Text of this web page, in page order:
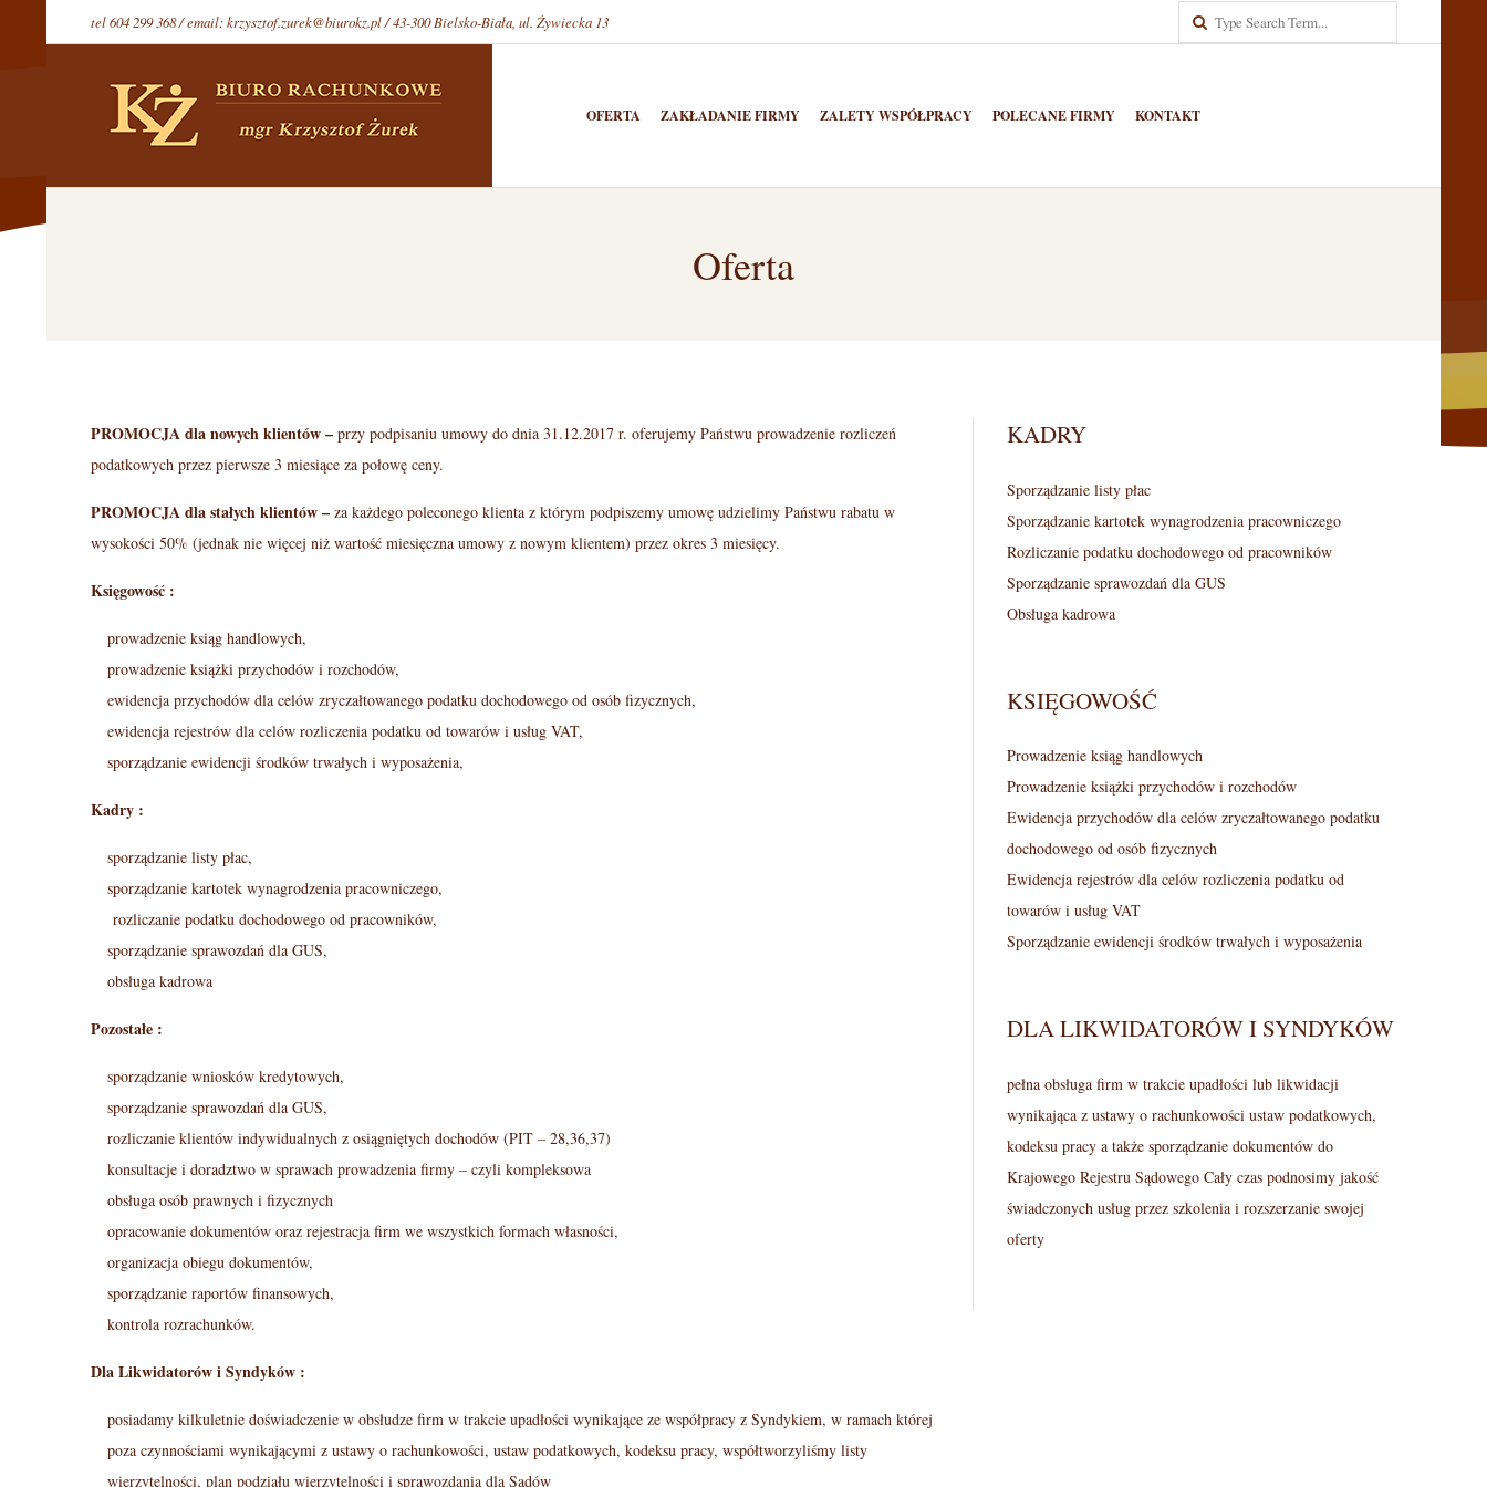
to
tel 604 299 368 / email: krzysztof.zurek@biurokz.pl / 43-300 Bielsko-Biała, ul. Żywiecka 13 Search
r
i
o
OFERTA ZAKŁADANIE FIRMY ZALETY WSPÓŁPRACY POLECANE FIRMY KONTAKT
Oferta
O
f
e
a
PROMOCJAdla nowych klientów – przy podpisaniu umowy do dnia 31.12.2017 r. oferujemy Państwu prowadzenie rozliczeń
podatkowych przez pierwsze 3 miesiące za połowę ceny.
PROMOCJA dla stałych klientów – za każdego poleconego klienta z którym podpiszemy umowę udzielimy Państwu rabatu w
wysokości 50% (jednak nie więcej niż wartość miesięczna umowy z nowym klientem) przez okres 3 miesięcy.
Księgowość :
prowadzenie ksiąg handlowych,
prowadzenie książki przychodów i rozchodów,
ewidencja przychodów dla celów zryczałtowanego podatku dochodowego od osób fizycznych,
ewidencja rejestrów dla celów rozliczenia podatku od towarów i usług VAT,
sporządzanie ewidencji środków trwałych i wyposażenia,
Kadry :
sporządzanie listy płac,
sporządzanie kartotek wynagrodzenia pracowniczego,
rozliczanie podatku dochodowego od pracowników,
sporządzanie sprawozdań dla GUS,
obsługa kadrowa
Pozostałe :
sporządzanie wniosków kredytowych,
sporządzanie sprawozdań dla GUS,
rozliczanie klientów indywidualnych z osiągniętych dochodów (PIT – 28,36,37)
konsultacje i doradztwo w sprawach prowadzenia firmy – czyli kompleksowa
obsługa osób prawnych i fizycznych
opracowanie dokumentów oraz rejestracja firm we wszystkich formach własności,
organizacja obiegu dokumentów,
sporządzanie raportów finansowych,
kontrola rozrachunków.
Dla Likwidatorów i Syndyków :
posiadamy kilkuletnie doświadczenie w obsłudze firm w trakcie upadłości wynikające ze współpracy z Syndykiem, w ramach której
poza czynnościami wynikającymi z ustawy o rachunkowości, ustaw podatkowych, kodeksu pracy, współtworzyliśmy listy
wierzytelności, plan podziału wierzytelności i sprawozdania dla Sądów
KADRY
Sporządzanie listy płac
Sporządzanie kartotek wynagrodzenia pracowniczego
Rozliczanie podatku dochodowego od pracowników
Sporządzanie sprawozdań dla GUS
Obsługa kadrowa
KSIĘGOWOŚĆ
Prowadzenie ksiąg handlowych
Prowadzenie książki przychodów i rozchodów
Ewidencja przychodów dla celów zryczałtowanego podatku
dochodowego od osób fizycznych
Ewidencja rejestrów dla celów rozliczenia podatku od
towarów i usług VAT
Sporządzanie ewidencji środków trwałych i wyposażenia
DLA LIKWIDATORÓW I SYNDYKÓW
pełna obsługa firm w trakcie upadłości lub likwidacji
wynikająca z ustawy o rachunkowości ustaw podatkowych,
kodeksu pracy a także sporządzanie dokumentów do
Krajowego Rejestru Sądowego Cały czas podnosimy jakość
świadczonych usług przez szkolenia i rozszerzanie swojej
oferty